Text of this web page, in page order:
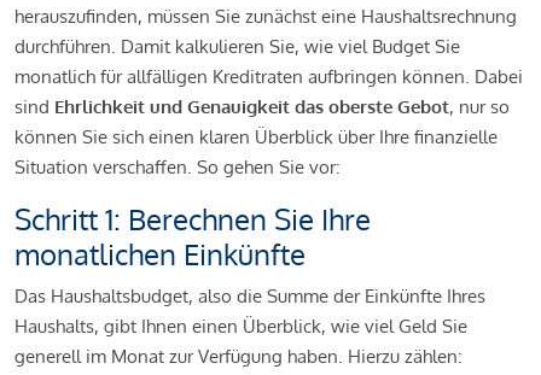
herauszufinden, müssen Sie zunächst eine Haushaltsrechnung
durchführen. Damit kalkulieren Sie, wie viel Budget Sie
monatlich für allfälligen Kreditraten aufbringen können. Dabei
sind Ehrlichkeit und Genauigkeit das oberste Gebot, nur so
können Sie sich einen klaren Überblick über Ihre finanzielle
Situation verschaffen. So gehen Sie vor:
Schritt 1: Berechnen Sie Ihre
monatlichen Einkünfte
Das Haushaltsbudget, also die Summe der Einkünfte Ihres
Haushalts, gibt Ihnen einen Überblick, wie viel Geld Sie
generell im Monat zur Verfügung haben. Hierzu zählen: